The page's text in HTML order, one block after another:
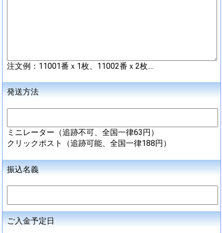
注文例：11001番ｘ1枚、11002番ｘ2枚....
発送方法
ミニレーター（追跡不可、全国一律63円）
クリックポスト（追跡可能、全国一律188円）
振込名義
ご入金予定日